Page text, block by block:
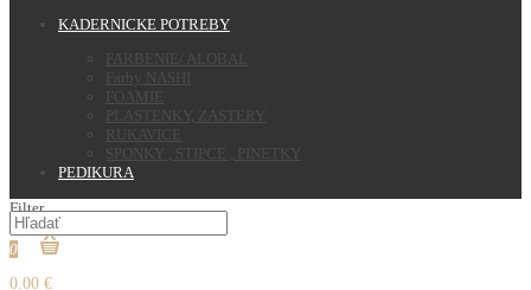
KADERNICKE POTREBY
FARBENIE/ ALOBAL
Farby NASHI
FOAMIE
PLASTENKY, ZASTERY
RUKAVICE
SPONKY , STIPCE , PINETKY
PEDIKURA
Filter
0
0.00 €